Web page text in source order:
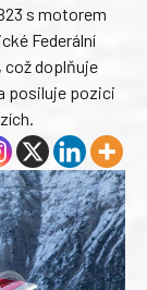
s motorem
Federální
což doplňuje
posiluje pozici